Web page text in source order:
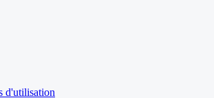
d'utilisation